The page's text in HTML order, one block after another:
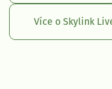
Více o Skylink